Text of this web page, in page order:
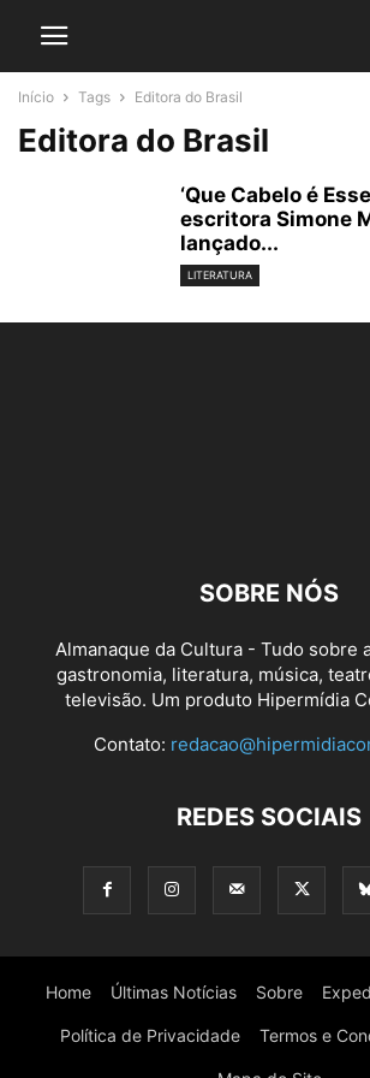
Início Tags Editora do Brasil
Editora do Brasil
‘Que Cabelo é
escritora Simone
lançado...
LITERATURA
SOBRE NÓS
Almanaque da Cultura - Tudo sobre
gastronomia, literatura, música,
televisão. Um produto Hipermídia
Contato:
REDES SOCIAIS
Home Últimas Notícias Sobre
Política de Privacidade Termos e